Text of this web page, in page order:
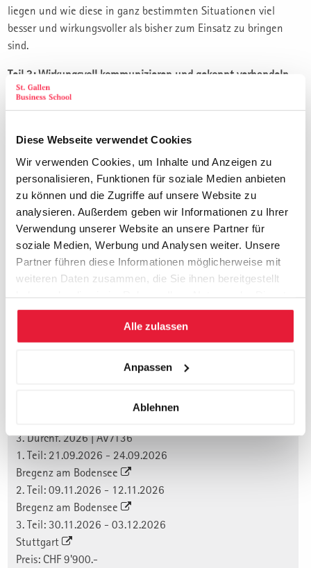
Diese Webseite verwendet Cookies
Wir verwenden Cookies, um Inhalte und Anzeigen zu
personalisieren, Funktionen für soziale Medien anbieten
zu können und die Zugriffe auf unsere Website zu
analysieren. Außerdem geben wir Informationen zu Ihrer
Verwendung unserer Website an unsere Partner für
soziale Medien, Werbung und Analysen weiter. Unsere
Partner führen diese Informationen möglicherweise mit
weiteren Daten zusammen, die Sie ihnen bereitgestellt
gesammelt haben.
Alle zulassen
Anpassen
Ablehnen
liegen und wie diese in ganz bestimmten Situationen viel
besser und wirkungsvoller als bisher zum Einsatz zu bringen
sind.
Teil 3: Wirkungsvoll kommunizieren und gekonnt verhandeln
Führen heisst kommunizieren und verhandeln. Die Fähigkeit,
permanenten Herausforderung. Mehrfach pro Tag müssen Sie
anderen zuhören, sich eine Meinung bilden, ihre Ideen und
Gedanken vermitteln. Sie müssen Mitarbeitende, Kolleginnen,
Chefs, Geschäftspartner, Lieferanten und Kunden überzeugen.
Sie müssen die Kunst beherrschen, eigene Ziele im Gespräch
durchsetzen zu können. Oft als win-win dank wertschätzender
Gesprächsführung, nicht selten aber auch mit der gebotenen
Härte und Durchsetzungsfähigkeit, wenn
Interessensgegensätze sich nicht auflösen lassen.
Termine, Orte, Seminargebühr und
3. Durchf. 2026 | AV7136
1. Teil: 21.09.2026 - 24.09.2026
Bregenz am Bodensee
2. Teil: 09.11.2026 - 12.11.2026
Bregenz am Bodensee
3. Teil: 30.11.2026 - 03.12.2026
Stuttgart
Preis: CHF 9'900.-